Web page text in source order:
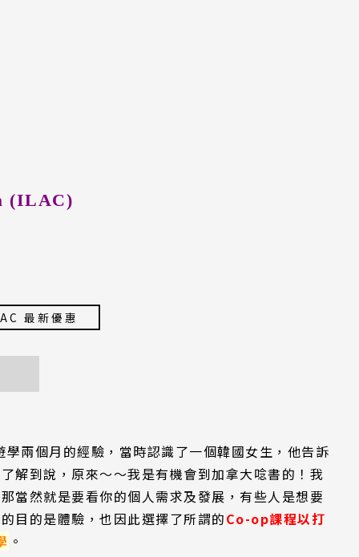
(ILAC)
最新優惠
兩個月的經驗，當時認識了一個韓國女生，他告訴
解到說，原來～～我是有機會到加拿大唸書的！我
當然就是要看你的個人需求及發展，有些人是想要
目的是體驗，也因此選擇了所謂的Co-op課程以打
。